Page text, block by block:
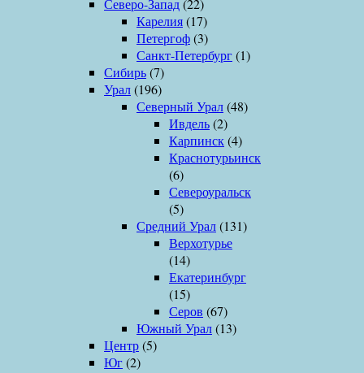
Северо-Запад(22)
Карелия(17)
Петергоф(3)
Санкт-Петербург(1)
Сибирь(7)
Урал(196)
Северный Урал(48)
Ивдель(2)
Карпинск(4)
Краснотурьинск
(6)
Североуральск
(5)
Средний Урал(131)
Верхотурье
(14)
Екатеринбург
(15)
Серов (67)
Южный Урал(13)
Центр(5)
Юг(2)